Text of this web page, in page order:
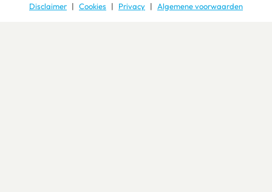
Disclaimer
Cookies Privacy Algemene voorwaarden